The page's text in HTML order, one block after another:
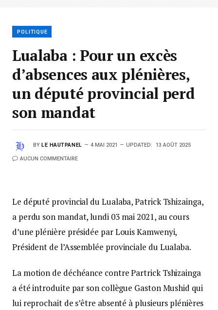
POLITIQUE
Lualaba : Pour un excès
d’absences aux plénières,
un député provincial perd
son mandat
BY LE HAUTPANEL 4 MAI 2021 UPDATED: 13 AOÛT 2025
AUCUN COMMENTAIRE
Le député provincial du Lualaba, Patrick Tshizainga,
a perdu son mandat, lundi 03 mai 2021, au cours
d’une plénière présidée par Louis Kamwenyi,
Président de l’Assemblée provinciale du Lualaba.
La motion de déchéance contre Partrick Tshizainga
a été introduite par son collègue Gaston Mushid qui
lui reprochait de s’être absenté à plusieurs plénières